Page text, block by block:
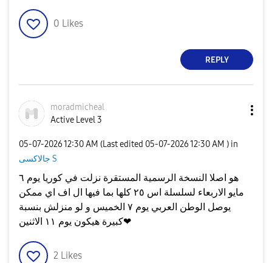
0 Likes
REPLY
moradmicheal
Active Level 3
‎05-07-202612:30 AM (Last edited ‎05-07-202612:30 AM ) in
جالاكسى S
هو اصلا النسخة الرسمية المستقرة نزلت في كوريا يوم ٦
مايو الاربعاء لسلسلة اس ٢٥ كلها بما فيها ال اف اي ممكن
يوصل الوطن العربي يوم ٧ الخميس و لو منزلش بنسبة
كبيرة هيكون يوم ١١ الاثنين❤
2 Likes